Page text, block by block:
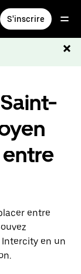
S'inscrire
entre
en un